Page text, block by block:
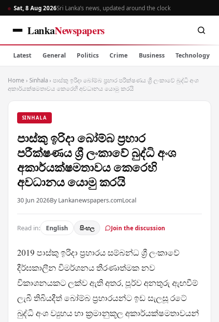
Sat, 8 Aug 2026Sri Lanka’s news, updated around the clock
LankaNewspapers
Latest General Politics Crime Business Technology
Home › Sinhala › පාස්කු ඉරිදා බෝම්බ ප්‍රහාර පරීක්ෂණය ශ්‍රී ලංකාවේ බුද්ධි අංශ
අකාර්යක්ෂමතාවය කෙරෙහි අවධානය යොමු කරයි
SINHALA
පාස්කු ඉරිදා බෝම්බ ප්‍රහාර
පරීක්ෂණය ශ්‍රී ලංකාවේ බුද්ධි අංශ
අකාර්යක්ෂමතාවය කෙරෙහි
අවධානය යොමු කරයි
30 Jun 2026By Lankanewspapers.comLocal
Read in: English සිංහල Join the discussion
2019 පාස්කු ඉරිදා ප්‍රහාරය සම්බන්ධ ශ්‍රී ලංකාවේ
දීර්ඝකාලීන විමර්ශනය තීරණාත්මක නව
විකාශනයකට ලක්ව ඇති අතර, පූර්ව අනතුරු ඇඟවීම්
ලැබී තිබියදීත් බෝම්බ ප්‍රහාරයන්ට ඉඩ සැලසූ රටේ
බුද්ධි අංශ ව්‍යුහය හා ක්‍රමානුකූල අකාර්යක්ෂමතාවයන්